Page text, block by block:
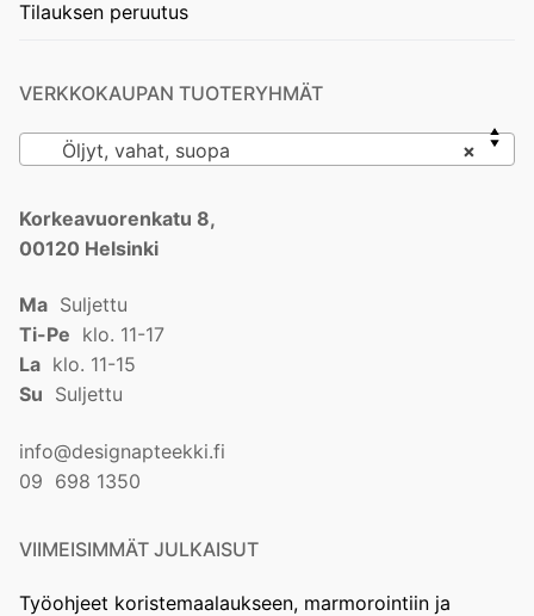
Tilauksen peruutus
VERKKOKAUPAN TUOTERYHMÄT
×
Öljyt, vahat, suopa
Korkeavuorenkatu 8,
00120 Helsinki
Ma Suljettu
Ti-Pe klo. 11-17
La klo. 11-15
Su Suljettu
info@designapteekki.fi
09 698 1350
VIIMEISIMMÄT JULKAISUT
Työohjeet koristemaalaukseen, marmorointiin ja